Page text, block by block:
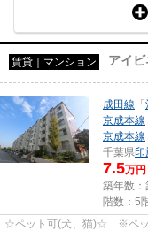
賃貸｜マンション アイ
成田線 「
京成本線
京成本線
千葉県印
7.5万円
築年数：
階数：5
☆ペット可(犬、猫)☆ ※ペッ